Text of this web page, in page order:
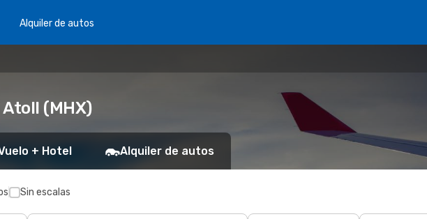
Alquiler de autos
(MHX)
+ Hotel Alquiler de autos
Sin escalas